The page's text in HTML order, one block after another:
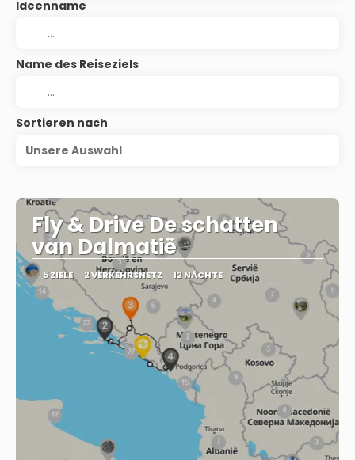
Ideenname
Name des Reiseziels
Sortieren nach
Unsere Auswahl
Fly & Drive De schatten
van Dalmatië
5 ZIELE 2 VERKEHRSNETZ 12 NÄCHTE